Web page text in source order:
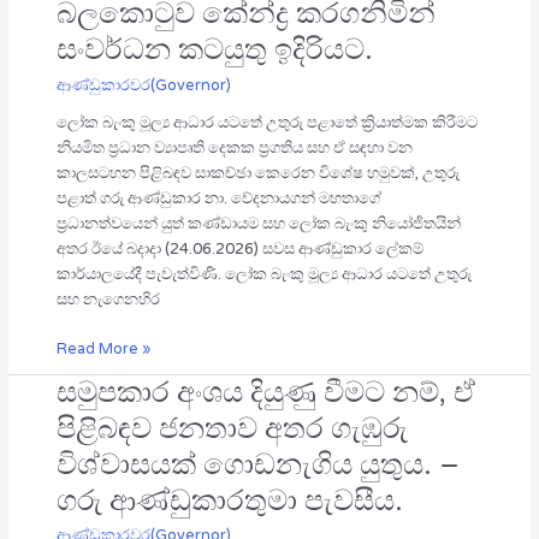
බලකොටුව කේන්ද්‍ර කරගනිමින්
සංවර්ධන කටයුතු ඉදිරියට.
ආණ්ඩුකාරවර(Governor)
ලෝක බැංකු මූල්‍ය ආධාර යටතේ උතුරු පළාතේ ක්‍රියාත්මක කිරීමට
නියමිත ප්‍රධාන ව්‍යාපෘති දෙකක ප්‍රගතිය සහ ඒ සඳහා වන
කාලසටහන පිළිබඳව සාකච්ඡා කෙරෙන විශේෂ හමුවක්, උතුරු
පළාත් ගරු ආණ්ඩුකාර නා. වේදනායගන් මහතාගේ
ප්‍රධානත්වයෙන් යුත් කණ්ඩායම සහ ලෝක බැංකු නියෝජිතයින්
අතර ඊයේ බදාදා (24.06.2026) සවස ආණ්ඩුකාර ලේකම්
කාර්යාලයේදී පැවැත්විණි. ලෝක බැංකු මූල්‍ය ආධාර යටතේ උතුරු
සහ නැගෙනහිර
යටතේ
ගුරුනගර්
ජැටිය
සහ
යාපනය
බලකොටුව
කරගනිමින්
සංවර්ධන
කටයුතු
ඉදිරියට.
Read More »
සමුපකාර අංශය දියුණු වීමට නම්, ඒ
පිළිබඳව ජනතාව අතර ගැඹුරු
විශ්වාසයක් ගොඩනැගිය යුතුය. –
ගරු ආණ්ඩුකාරතුමා පැවසීය.
සමුපකාර
අංශය
දියුණු
වීමට
ඒ